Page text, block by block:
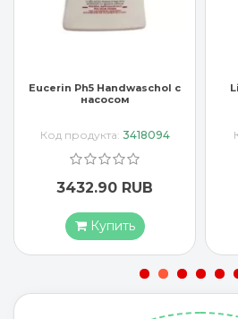
Eucerin Ph5 Handwaschol с
насосом
Код продукта: 3418094
3432.90 RUB
Купить